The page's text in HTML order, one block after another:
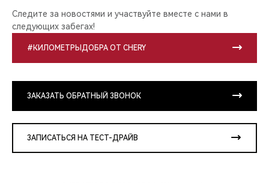
Следите за новостями и участвуйте вместе с нами в
следующих забегах!
#КИЛОМЕТРЫДОБРА ОТ CHERY
ЗАКАЗАТЬ ОБРАТНЫЙ ЗВОНОК
ЗАПИСАТЬСЯ НА ТЕСТ-ДРАЙВ